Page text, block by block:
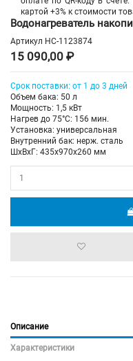
картой +3% к стоимости
Водонагреватель
Артикул НС-1123874
15 090,00 ₽
Срок поставки: от 1 до 3 дней
Объем бака: 50 л
Мощность: 1,5 кВт
Нагрев до 75°С: 156 мин.
Установка: универсальная
Внутренний бак: нерж. сталь
ШхВхГ: 435х970х260 мм
Описание
Характеристики